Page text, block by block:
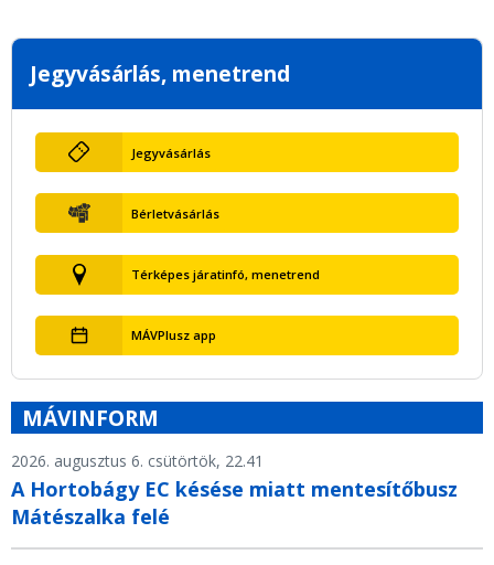
Jegyvásárlás, menetrend
Jegyvásárlás
Bérletvásárlás
Térképes járatinfó, menetrend
MÁVPlusz app
MÁVINFORM
2026. augusztus 6. csütörtök, 22.41
A Hortobágy EC késése miatt mentesítőbusz
Mátészalka felé